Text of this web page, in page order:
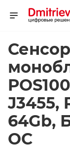
J3455,
64Gb,
ОС